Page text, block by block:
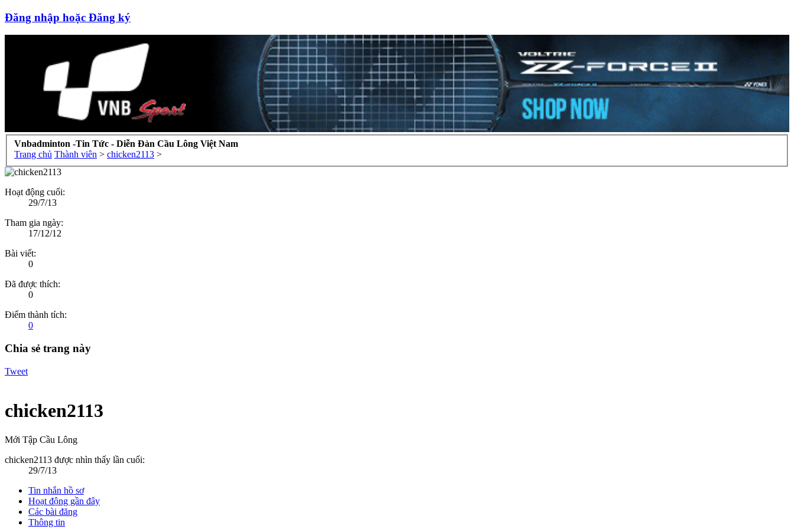
Đăng nhập hoặc Đăng ký
Vnbadminton -Tin Tức - Diễn Đàn Cầu Lông Việt Nam
Trang chủ Thành viên > chicken2113 >
Hoạt động cuối:
29/7/13
Tham gia ngày:
17/12/12
Bài viết:
0
Đã được thích:
0
Điểm thành tích:
0
Chia sẻ trang này
Tweet
chicken2113
Mới Tập Cầu Lông
chicken2113 được nhìn thấy lần cuối:
29/7/13
Tin nhắn hồ sơ
Hoạt động gần đây
Các bài đăng
Thông tin